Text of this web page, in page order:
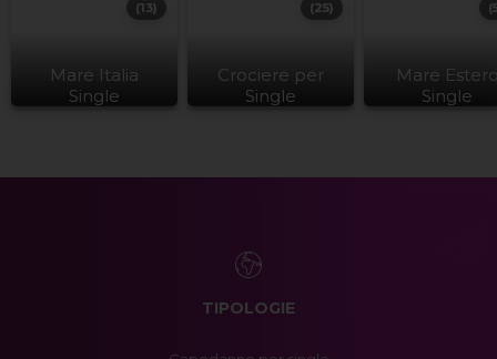
Mare Italia
Single
(13)
Crociere per
Single
(25)
Mare
Single
TIPOLOGIE